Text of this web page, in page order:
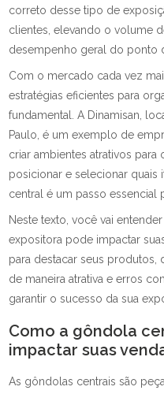
correto desse tipo de
clientes, elevando o volume
desempenho geral do ponto
Com o mercado cada vez
estratégias eficientes para
fundamental. A Dinamisan,
Paulo, é um exemplo de
criar ambientes atrativos
posicionar e selecionar quais
central é um passo essencial
Neste texto, você vai
expositora pode impactar
para destacar seus produtos,
de maneira atrativa e erros
garantir o sucesso da sua
Como a gôndola
impactar suas
As gôndolas centrais são